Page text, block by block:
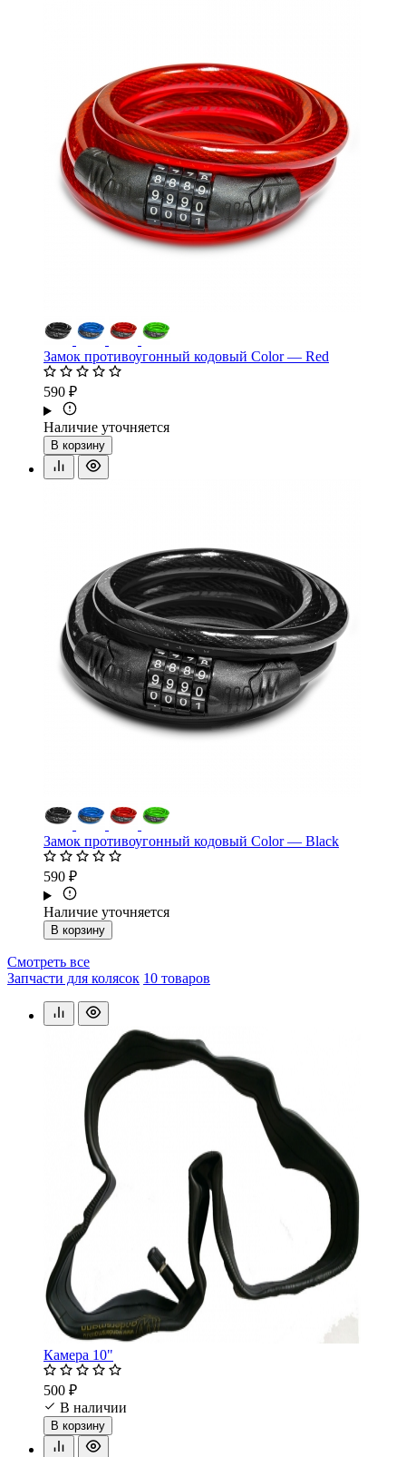
Замок противоугонный кодовый Color — Red
590 ₽
Наличие уточняется
В корзину
Замок противоугонный кодовый Color — Black
590 ₽
Наличие уточняется
В корзину
Смотреть все
Запчасти для колясок 10 товаров
Камера 10"
500 ₽
В наличии
В корзину